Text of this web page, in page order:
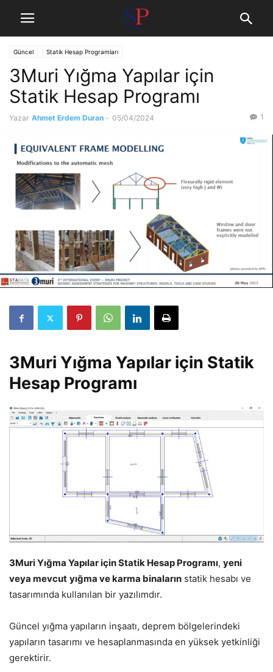
Güncel Statik Hesap Programları
3Muri Yığma Yapılar için
Statik Hesap Programı
Yazar Ahmet Erdem Duran - 05/04/2024 1
3Muri Yığma Yapılar için Statik
Hesap Programı
3Muri Yığma Yapılar için Statik Hesap Programı, yeni
veya mevcut yığma ve karma binaların statik hesabı ve
tasarımında kullanılan bir yazılımdır.
Güncel yığma yapıların inşaatı, deprem bölgelerindeki
yapıların tasarımı ve hesaplanmasında en yüksek yetkinliği
gerektirir.